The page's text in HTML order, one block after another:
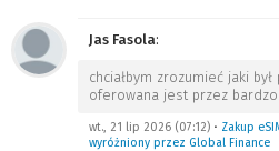
Jas Fasola:
chciałbym zrozumieć jaki
oferowana jest przez
wt., 21 lip 2026 (07:12) • Zakup
wyróżniony przez Global Finance